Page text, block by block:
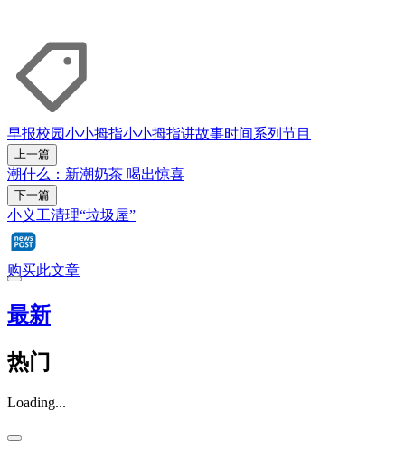
早报校园小小拇指小小拇指讲故事时间系列节目
上一篇
潮什么：新潮奶茶 喝出惊喜
下一篇
小义工清理“垃圾屋”
购买此文章
最新
热门
Loading...